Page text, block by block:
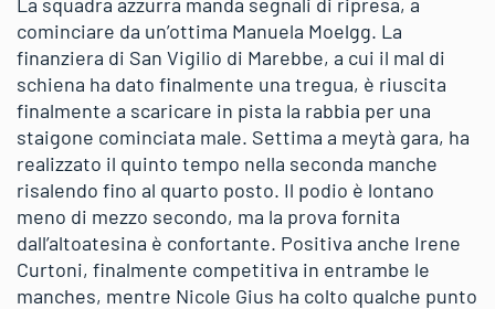
cominciare da un’ottima Manuela Moelgg. La
finanziera di San Vigilio di Marebbe, a cui il mal di
schiena ha dato finalmente una tregua, è riuscita
finalmente a scaricare in pista la rabbia per una
staigone cominciata male. Settima a meytà gara, ha
realizzato il quinto tempo nella seconda manche
risalendo fino al quarto posto. Il podio è lontano
meno di mezzo secondo, ma la prova fornita
dall’altoatesina è confortante. Positiva anche Irene
Curtoni, finalmente competitiva in entrambe le
manches, mentre Nicole Gius ha colto qualche punto